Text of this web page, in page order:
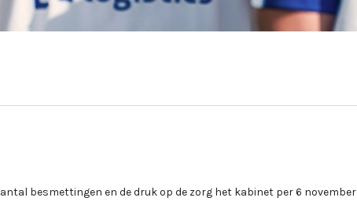
besmettingen en de druk op de zorg het kabinet per 6 november